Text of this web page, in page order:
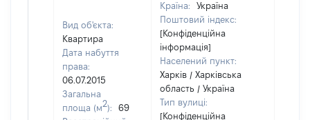
Вид об'єкта:
Квартира
Дата набуття
права:
06.07.2015
Загальна
площа (м2):
69
Країна:
Україна
Поштовий індекс:
[Конфіденційна
інформація]
Населений пункт:
Харків / Харківська
область / Україна
Тип вулиці:
[Конфіденційна